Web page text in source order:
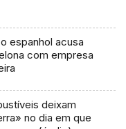
espanhol acusa
com empresa
deixam
no dia em que